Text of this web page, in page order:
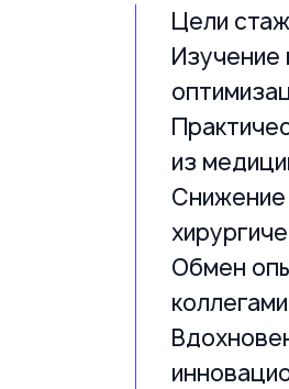
Цели
Изучение
из
Снижение
Обмен